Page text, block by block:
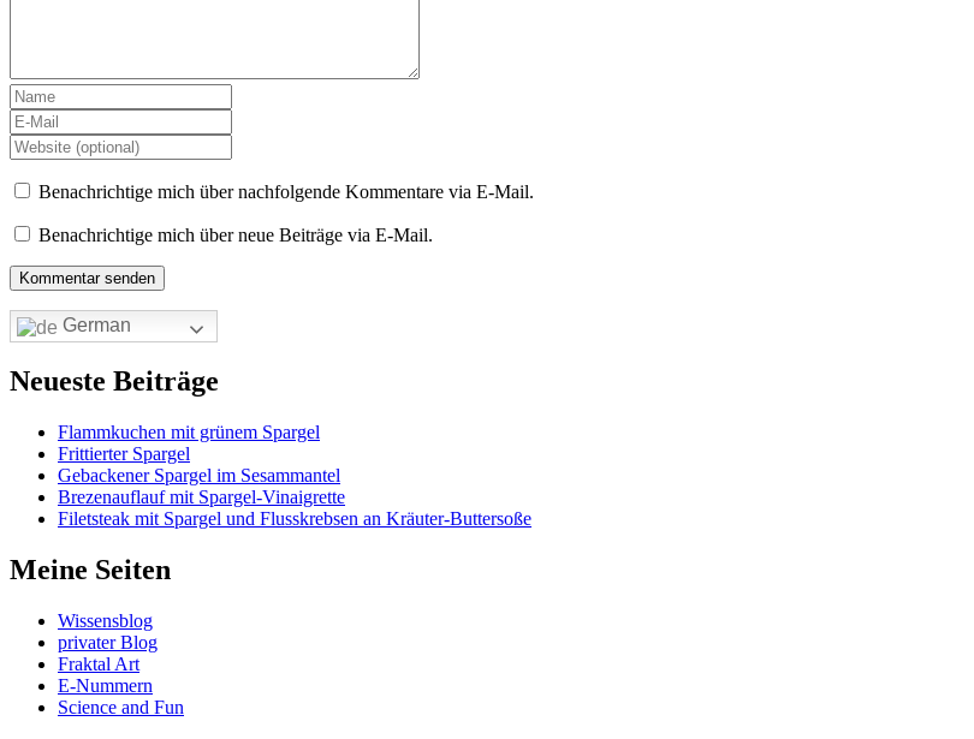
Benachrichtige mich über nachfolgende Kommentare via E-Mail.
Benachrichtige mich über neue Beiträge via E-Mail.
German
Neueste Beiträge
Flammkuchen mit grünem Spargel
Frittierter Spargel
Gebackener Spargel im Sesammantel
Brezenauflauf mit Spargel-Vinaigrette
Filetsteak mit Spargel und Flusskrebsen an Kräuter-Buttersoße
Meine Seiten
Wissensblog
privater Blog
Fraktal Art
E-Nummern
Science and Fun